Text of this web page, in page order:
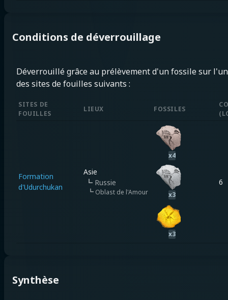
Conditions de déverrouillage
Déverrouillé grâce au prélèvement d'un fossile sur l'un
des sites de fouilles suivants :
SITES DE
FOUILLES
LIEUX FOSSILES
(
Formation
d'Udurchukan
Asie
┗ Russie
┗ Oblast de l'Amour
x4
x3
x3
6
Synthèse